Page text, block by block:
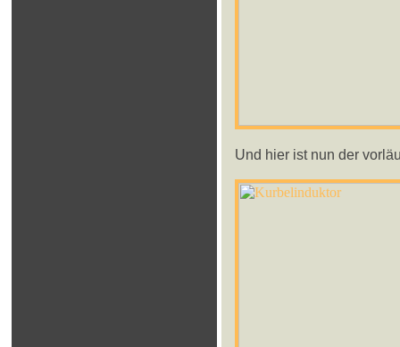
Und hier ist nun der